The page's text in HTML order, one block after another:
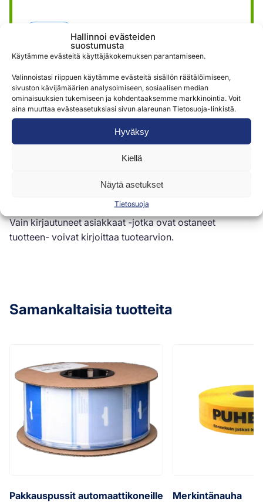
Hallinnoi evästeiden
suostumusta
Käytämme evästeitä käyttäjäkokemuksen parantamiseen.
Valinnoistasi riippuen käytämme evästeitä sisällön räätälöimiseen,
sivuston kävijämäärien analysoimiseen, sosiaalisen median
ominaisuuksien tukemiseen ja kohdentaaksemme markkinointia. Voit
aina muuttaa evästeasetuksiasi sivun alareunan Tietosuoja-linkistä.
Hyväksy
Kiellä
Näytä asetukset
Tietosuoja
Arviot (0)
Vain kirjautuneet asiakkaat -jotka ovat ostaneet
tuotteen- voivat kirjoittaa tuotearvion.
Samankaltaisia tuotteita
Pakkauspussit automaattikoneille Merkintänauha